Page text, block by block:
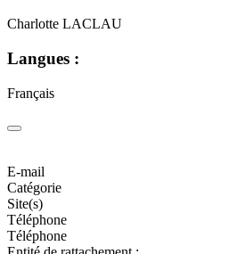
Charlotte LACLAU
Langues :
Français
E-mail
Catégorie
Site(s)
Téléphone
Téléphone